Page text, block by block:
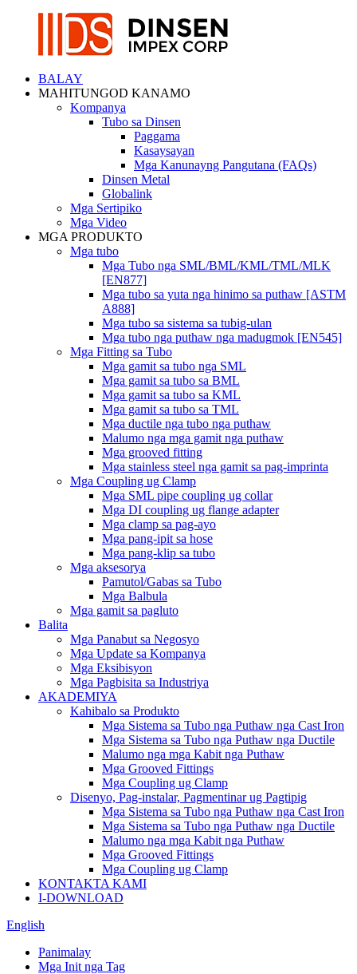
BALAY
MAHITUNGOD KANAMO
Kompanya
Tubo sa Dinsen
Paggama
Kasaysayan
Mga Kanunayng Pangutana (FAQs)
Dinsen Metal
Globalink
Mga Sertipiko
Mga Video
MGA PRODUKTO
Mga tubo
Mga Tubo nga SML/BML/KML/TML/MLK
[EN877]
Mga tubo sa yuta nga hinimo sa puthaw [ASTM
A888]
Mga tubo sa sistema sa tubig-ulan
Mga tubo nga puthaw nga madugmok [EN545]
Mga Fitting sa Tubo
Mga gamit sa tubo nga SML
Mga gamit sa tubo sa BML
Mga gamit sa tubo sa KML
Mga gamit sa tubo sa TML
Mga ductile nga tubo nga puthaw
Malumo nga mga gamit nga puthaw
Mga grooved fitting
Mga stainless steel nga gamit sa pag-imprinta
Mga Coupling ug Clamp
Mga SML pipe coupling ug collar
Mga DI coupling ug flange adapter
Mga clamp sa pag-ayo
Mga pang-ipit sa hose
Mga pang-klip sa tubo
Mga aksesorya
Pamutol/Gabas sa Tubo
Mga Balbula
Mga gamit sa pagluto
Balita
Mga Panabut sa Negosyo
Mga Update sa Kompanya
Mga Eksibisyon
Mga Pagbisita sa Industriya
AKADEMIYA
Kahibalo sa Produkto
Mga Sistema sa Tubo nga Puthaw nga Cast Iron
Mga Sistema sa Tubo nga Puthaw nga Ductile
Malumo nga mga Kabit nga Puthaw
Mga Grooved Fittings
Mga Coupling ug Clamp
Disenyo, Pag-instalar, Pagmentinar ug Pagtipig
Mga Sistema sa Tubo nga Puthaw nga Cast Iron
Mga Sistema sa Tubo nga Puthaw nga Ductile
Malumo nga mga Kabit nga Puthaw
Mga Grooved Fittings
Mga Coupling ug Clamp
KONTAKTA KAMI
I-DOWNLOAD
English
Panimalay
Mga Init nga Tag